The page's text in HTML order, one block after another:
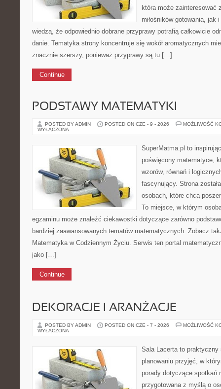
która może zainteresować
miłośników gotowania, jak
wiedzą, że odpowiednio dobrane przyprawy potrafią całkowicie
danie. Tematyka strony koncentruje się wokół aromatycznych
znacznie szerszy, ponieważ przyprawy są tu […]
Continue
PODSTAWY MATEMATYKI
POSTED BY ADMIN POSTED ON CZE - 9 - 2026
MOŻLIWOŚĆ
WYŁĄCZONA
SuperMatma.pl to
poświęcony matematyce,
wzorów, równań i
fascynujący. Strona
osobach, które chcą
To miejsce, w którym
egzaminu może znaleźć ciekawostki dotyczące zarówno
bardziej zaawansowanych tematów matematycznych. Zobacz
Matematyka w Codziennym Życiu. Serwis ten portal
jako […]
Continue
DEKORACJE I ARANŻACJE
POSTED BY ADMIN POSTED ON CZE - 7 - 2026
MOŻLIWOŚĆ
WYŁĄCZONA
Sala Lacerta to praktyczny
planowaniu przyjęć, w
porady dotyczące spotkań
przygotowana z myślą o